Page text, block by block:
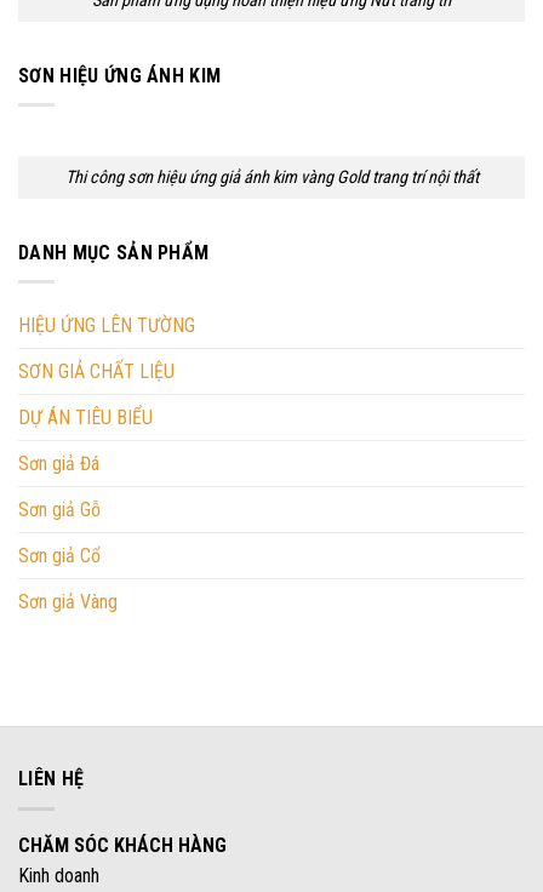
SƠN HIỆU ỨNG ÁNH KIM
Thi công sơn hiệu ứng giả ánh kim vàng Gold trang trí nội thất
DANH MỤC SẢN PHẨM
HIỆU ỨNG LÊN TƯỜNG
SƠN GIẢ CHẤT LIỆU
DỰ ÁN TIÊU BIỂU
Sơn giả Đá
Sơn giả Gỗ
Sơn giả Cổ
Sơn giả Vàng
LIÊN HỆ
CHĂM SÓC KHÁCH HÀNG
Kinh doanh